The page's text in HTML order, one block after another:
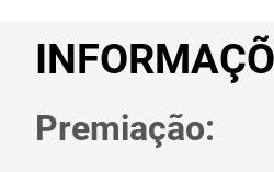
Premiação: